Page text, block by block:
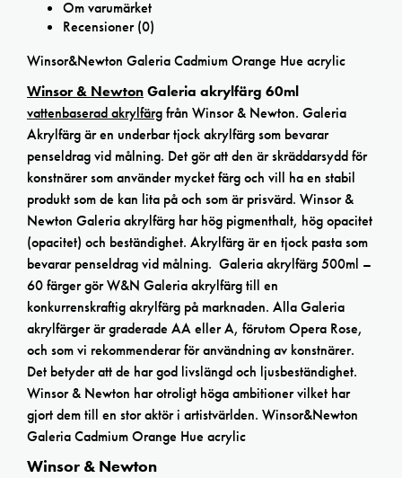
Om varumärket
Recensioner (0)
Winsor&Newton Galeria Cadmium Orange Hue acrylic
Winsor & NewtonGaleria akrylfärg 60ml
vattenbaserad akrylfärgfrån Winsor & Newton. Galeria
Akrylfärg är en underbar tjock akrylfärg som bevarar
penseldrag vid målning. Det gör att den är skräddarsydd för
konstnärer som använder mycket färg och vill ha en stabil
produkt som de kan lita på och som är prisvärd. Winsor &
Newton Galeria akrylfärg har hög pigmenthalt, hög opacitet
(opacitet) och beständighet. Akrylfärg är en tjock pasta som
bevarar penseldrag vid målning. Galeria akrylfärg 500ml –
60 färger gör W&N Galeria akrylfärg till en
konkurrenskraftig akrylfärg på marknaden. Alla Galeria
akrylfärger är graderade AA eller A, förutom Opera Rose,
och som vi rekommenderar för användning av konstnärer.
Det betyder att de har god livslängd och ljusbeständighet.
Winsor & Newton har otroligt höga ambitioner vilket har
gjort dem till en stor aktör i artistvärlden. Winsor&Newton
Galeria Cadmium Orange Hue acrylic
Winsor & Newton